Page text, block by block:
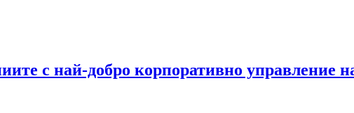
с най-добро корпоративно управление